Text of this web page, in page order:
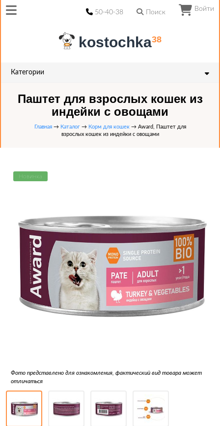
Войти
50-40-38 Поиск
kostochka38
Категории
Паштет для взрослых кошек из
индейки с овощами
Главная→ Каталог→ Корм для кошек→ Award, Паштет для
взрослых кошек из индейки с овощами
Новинка
Фото представлено для ознакомления, фактический вид товара может
отличаться